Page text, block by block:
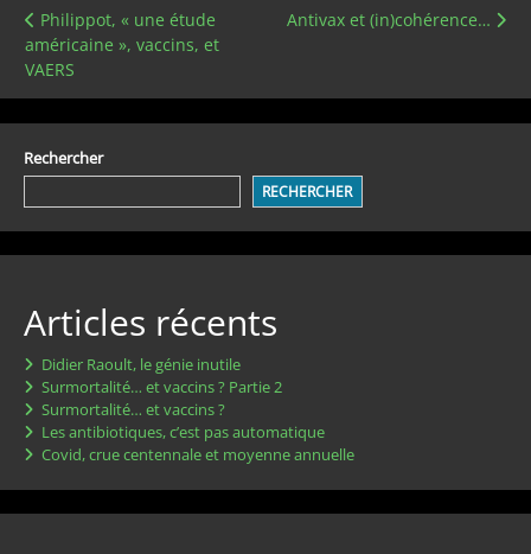
Navigation
de
l’article
Philippot, « une étude
américaine », vaccins, et
VAERS
Antivax et (in)cohérence…
Rechercher
RECHERCHER
Articles récents
Didier Raoult, le génie inutile
Surmortalité… et vaccins ? Partie 2
Surmortalité… et vaccins ?
Les antibiotiques, c’est pas automatique
Covid, crue centennale et moyenne annuelle